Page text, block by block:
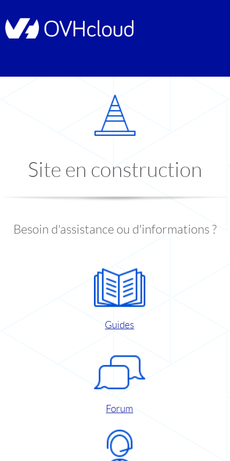
Site en construction
Besoin d'assistance ou d'informations ?
Guides
Forum